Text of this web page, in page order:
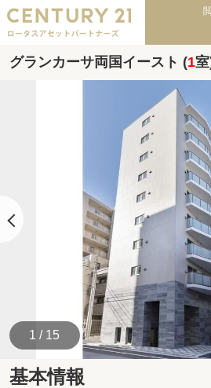
グランカーサ両国イースト (1
1 / 15
基本情報